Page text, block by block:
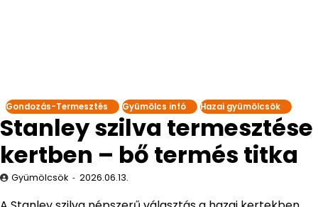
Gondozás-Termesztés Gyümölcs infó Hazai gyümölcsök
Stanley szilva termesztése
kertben – bő termés titka
Gyümölcsök 2026.06.13.